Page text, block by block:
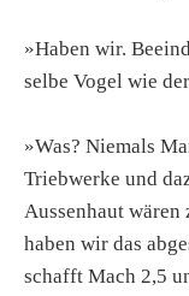
»Haben wir.
selbe Vogel wie
»Was? Niemals
Triebwerke und
Aussenhaut
haben wir das
schafft Mach 2,5